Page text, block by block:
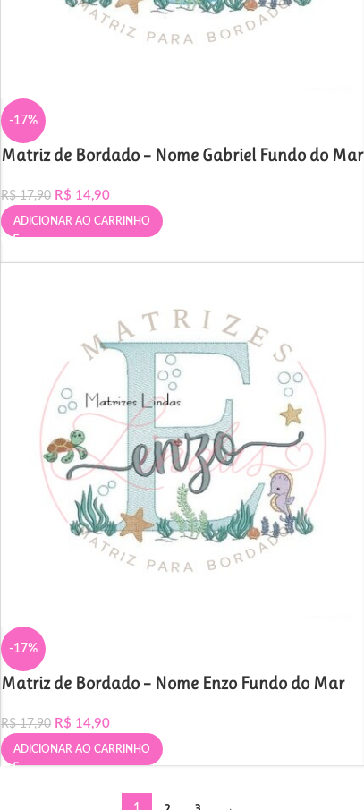
-17%
Matriz de Bordado – Nome Gabriel Fundo do Mar
R$17,90 R$ 14,90
ADICIONAR AO CARRINHO
-17%
Matriz de Bordado – Nome Enzo Fundo do Mar
R$17,90 R$ 14,90
ADICIONAR AO CARRINHO